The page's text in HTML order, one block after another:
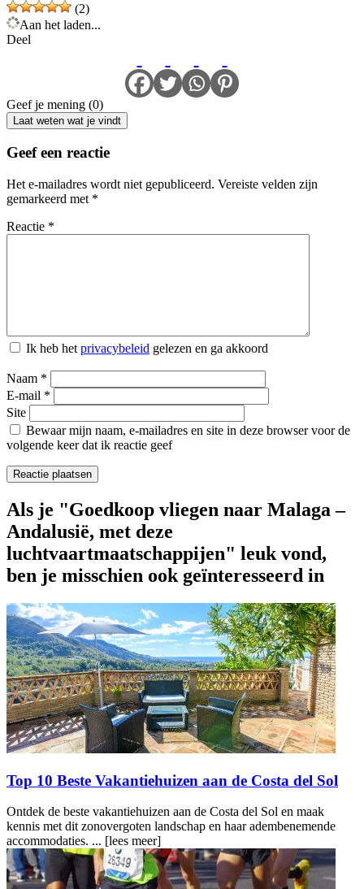
(2)
Aan het laden...
Deel
Geef je mening (0)
Laat weten wat je vindt
Geef een reactie
Het e-mailadres wordt niet gepubliceerd. Vereiste velden zijn
gemarkeerd met *
Reactie *
Ik heb het privacybeleid gelezen en ga akkoord
Naam *
E-mail *
Site
Bewaar mijn naam, e-mailadres en site in deze browser voor de
volgende keer dat ik reactie geef
Als je "Goedkoop vliegen naar Malaga –
Andalusië, met deze
luchtvaartmaatschappijen" leuk vond,
ben je misschien ook geïnteresseerd in
Top 10 Beste Vakantiehuizen aan de Costa del Sol
Ontdek de beste vakantiehuizen aan de Costa del Sol en maak
kennis met dit zonovergoten landschap en haar adembenemende
accommodaties. ... [lees meer]